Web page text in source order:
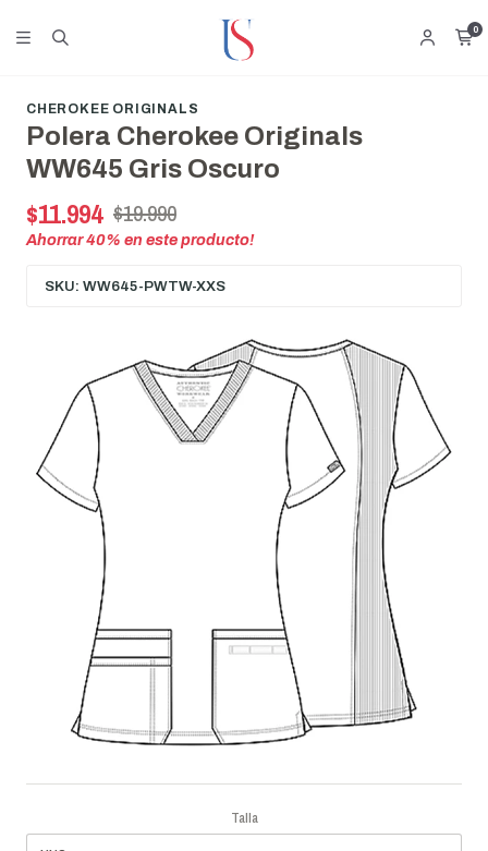
0
CHEROKEE ORIGINALS
Polera Cherokee Originals
WW645 Gris Oscuro
$11.994 $19.990
Ahorrar40% en este producto!
SKU: WW645-PWTW-XXS
Talla